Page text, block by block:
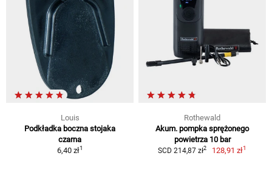
Louis
Podkładka boczna stojaka
czarna
6,40 zł1
Rothewald
Akum. pompka sprężonego
powietrza 10 bar
SCD 214,87 zł2 128,91 zł1